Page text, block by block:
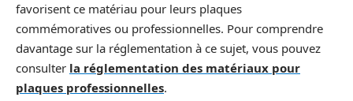
favorisent ce matériau pour leurs plaques
commémoratives ou professionnelles. Pour comprendre
davantage sur la réglementation à ce sujet, vous pouvez
consulter la réglementation des matériaux pour
plaques professionnelles.